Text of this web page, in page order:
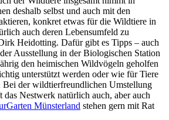
deshalb selbst und auch mit den
konkret etwas für die Wildtiere in
auch deren Lebensumfeld zu
Heidotting. Dafür gibt es Tipps – auch
Ausstellung in der Biologischen Station
den heimischen Wildvögeln geholfen
unterstützt werden oder wie für Tiere
Bei der wildtierfreundlichen Umstellung
das Nestwerk natürlich auch, aber auch
Münsterland stehen gern mit Rat